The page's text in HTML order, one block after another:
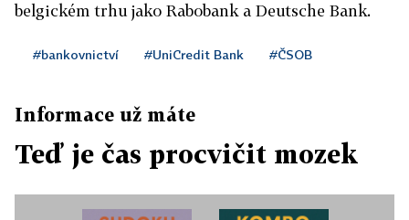
belgickém trhu jako Rabobank a Deutsche Bank.
#bankovnictví #UniCredit Bank #ČSOB
Informace už máte
Teď je čas procvičit mozek